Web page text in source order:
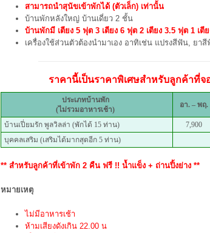
สามารถนำสุนัขเข้าพักได้ (ตัวเล็ก) เท่านั้น
บ้านพักหลังใหญ่ บ้านเดี่ยว 2 ชั้น
บ้านพักมี เตียง 5 ฟุต 3 เตียง 6 ฟุต 2 เตียง 3.5 ฟุต 1 เตี
เครื่องใช้ส่วนตัวต้องนำมาเอง อาทิเช่น แปรงสีฟัน, ย
ราคานี้เป็นราคาพิเศษสำหรับลูกค้าที่จ
ประเภทบ้านพัก
(ไม่รวมอาหารเช้า)
อา. – พฤ.
บ้านเปี่ยมรัก พูลวิลล่า (พักได้ 15 ท่าน)
7,900
บุคคลเสริม (เสริมได้มากสุดอีก 5 ท่าน)
** สำหรับลูกค้าที่เข้าพัก 2 คืน ฟรี !! น้ำแข็ง + ถ่านปิ้งย่าง **
หมายเหตุ
ไม่มีอาหารเช้า
ห้ามเสียงดังเกิน 22.00 น